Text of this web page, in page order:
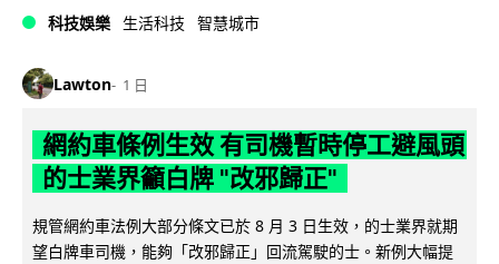
科技娛樂 生活科技 智慧城市
Lawton 1 日
網約車條例生效 有司機暫時停工避風頭
的士業界籲白牌 "改邪歸正"
規管網約車法例大部分條文已於 8 月 3 日生效，的士業界就期
望白牌車司機，能夠「改邪歸正」回流駕駛的士。新例大幅提